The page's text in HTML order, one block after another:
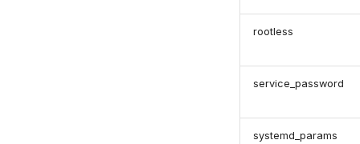
rootless
service_password
systemd_params